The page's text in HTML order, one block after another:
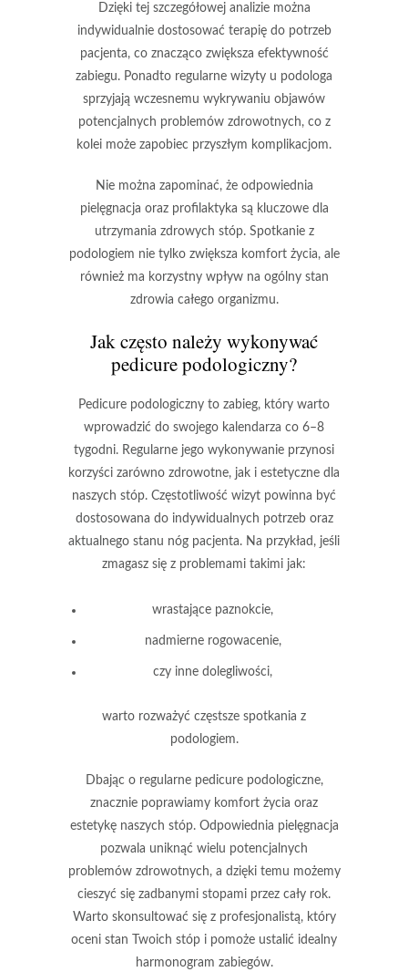
Dzięki tej szczegółowej analizie można
indywidualnie dostosować terapię do potrzeb
pacjenta, co znacząco zwiększa efektywność
zabiegu. Ponadto regularne wizyty u podologa
sprzyjają wczesnemu wykrywaniu objawów
potencjalnych problemów zdrowotnych, co z
kolei może zapobiec przyszłym komplikacjom.
Nie można zapominać, że odpowiednia
pielęgnacja oraz profilaktyka są kluczowe dla
utrzymania zdrowych stóp. Spotkanie z
podologiem nie tylko zwiększa komfort życia, ale
również ma korzystny wpływ na ogólny stan
zdrowia całego organizmu.
Jak często należy wykonywać
pedicure podologiczny?
Pedicure podologiczny to zabieg, który warto
wprowadzić do swojego kalendarza co 6–8
tygodni. Regularne jego wykonywanie przynosi
korzyści zarówno zdrowotne, jak i estetyczne dla
naszych stóp. Częstotliwość wizyt powinna być
dostosowana do indywidualnych potrzeb oraz
aktualnego stanu nóg pacjenta. Na przykład, jeśli
zmagasz się z problemami takimi jak:
wrastające paznokcie,
nadmierne rogowacenie,
czy inne dolegliwości,
warto rozważyć częstsze spotkania z
podologiem.
Dbając o regularne pedicure podologiczne,
znacznie poprawiamy komfort życia oraz
estetykę naszych stóp. Odpowiednia pielęgnacja
pozwala uniknąć wielu potencjalnych
problemów zdrowotnych, a dzięki temu możemy
cieszyć się zadbanymi stopami przez cały rok.
Warto skonsultować się z profesjonalistą, który
oceni stan Twoich stóp i pomoże ustalić idealny
harmonogram zabiegów.